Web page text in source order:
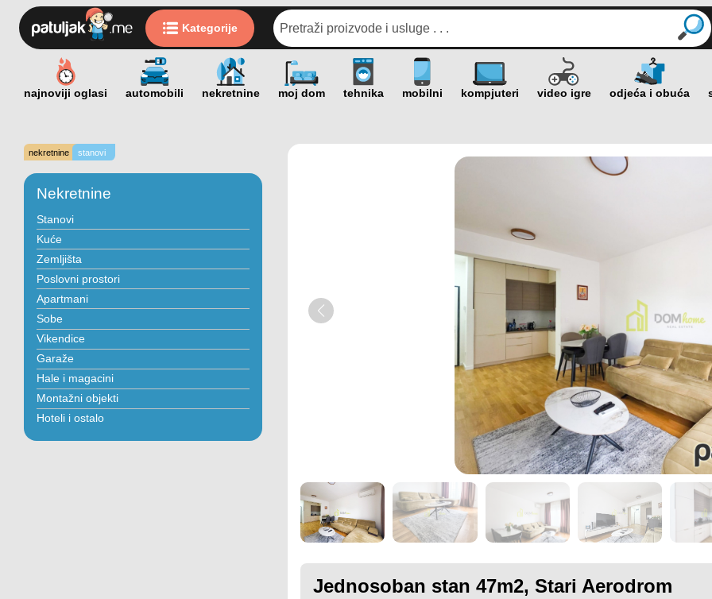
Kategorije
nekretnine stanovi
Nekretnine
Stanovi
Kuće
Zemljišta
Poslovni prostori
Apartmani
Sobe
Vikendice
Garaže
Hale i magacini
Montažni objekti
Hoteli i ostalo
Jednosoban stan 47m2, Stari Aerodrom